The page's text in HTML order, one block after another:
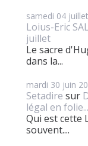
samedi 04
Loius-Eric
juillet
Le sacre
dans la...
mardi 30 juin
Setadire sur
légal en folie...
Qui est cette
souvent....